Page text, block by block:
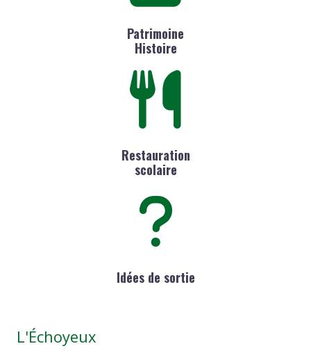
Patrimoine
Histoire
Restauration
scolaire
Idées de sortie
L'Échoyeux